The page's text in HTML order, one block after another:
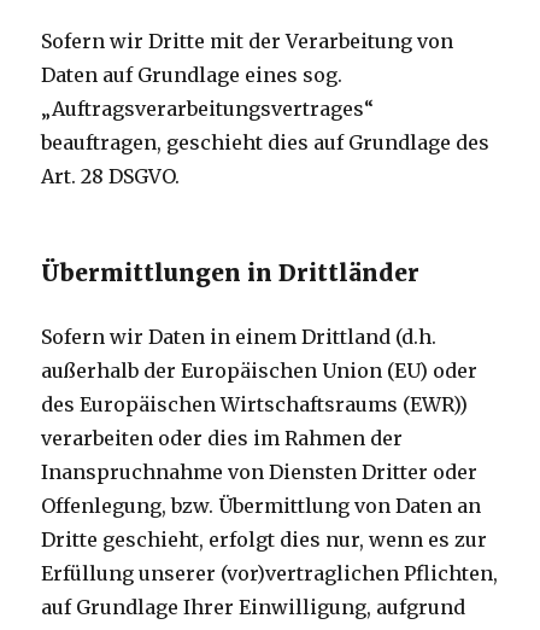
Sofern wir Dritte mit der Verarbeitung von
Daten auf Grundlage eines sog.
„Auftragsverarbeitungsvertrages“
beauftragen, geschieht dies auf Grundlage des
Art. 28 DSGVO.
Übermittlungen in Drittländer
Sofern wir Daten in einem Drittland (d.h.
außerhalb der Europäischen Union (EU) oder
des Europäischen Wirtschaftsraums (EWR))
verarbeiten oder dies im Rahmen der
Inanspruchnahme von Diensten Dritter oder
Offenlegung, bzw. Übermittlung von Daten an
Dritte geschieht, erfolgt dies nur, wenn es zur
Erfüllung unserer (vor)vertraglichen Pflichten,
auf Grundlage Ihrer Einwilligung, aufgrund